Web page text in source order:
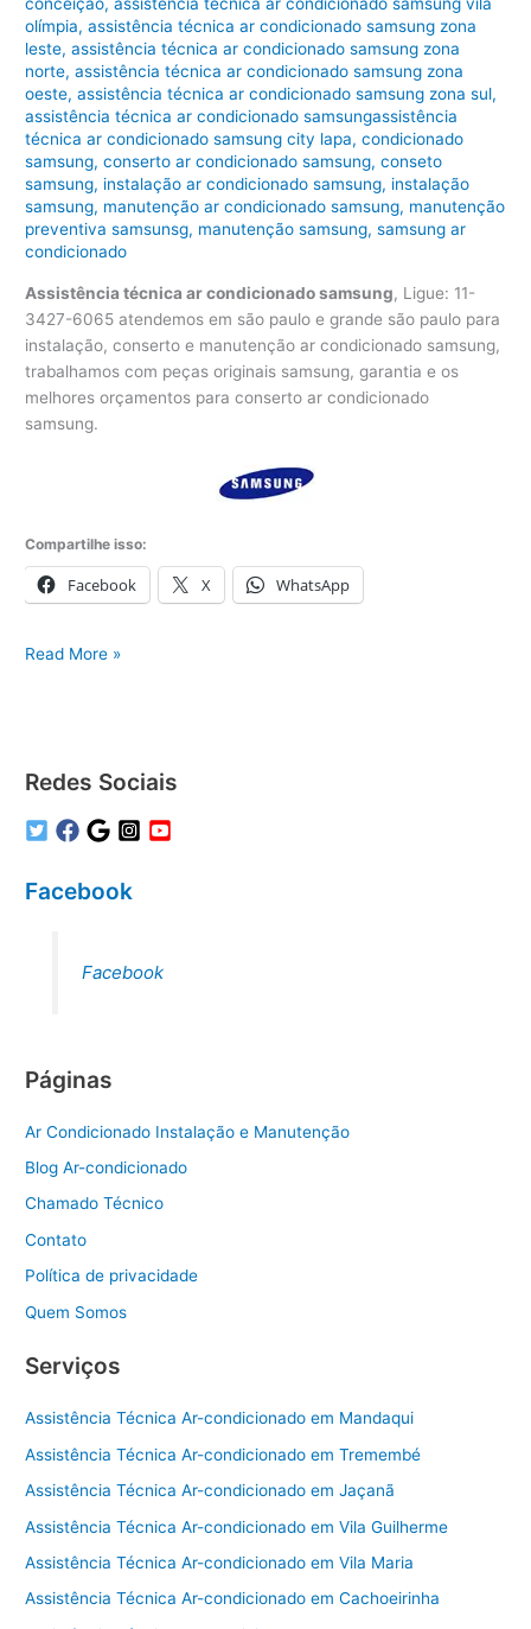
olímpia,assistência técnica ar condicionado samsung zona
leste,assistência técnica ar condicionado samsung zona
norte,assistência técnica ar condicionado samsung zona
oeste,assistência técnica ar condicionado samsung zona sul,
assistência técnica ar condicionado samsungassistência
técnica ar condicionado samsung city lapa,condicionado
samsung,conserto ar condicionado samsung,conseto
samsung, instalação ar condicionado samsung, instalação
samsung, manutenção ar condicionado samsung, manutenção
preventiva samsunsg, manutenção samsung,samsung ar
condicionado
Assistência técnica ar condicionado samsung, Ligue: 11-
3427-6065 atendemos em são paulo e grande são paulo para
instalação, conserto e manutenção ar condicionado samsung,
trabalhamos com peças originais samsung, garantia e os
melhores orçamentos para conserto ar condicionado
samsung.
Compartilhe isso:
Facebook X WhatsApp
Assistência
Read More »
Redes Sociais
Facebook
Facebook
Páginas
Ar Condicionado Instalação e Manutenção
Blog Ar-condicionado
Chamado Técnico
Contato
Política de privacidade
Quem Somos
Serviços
Assistência Técnica Ar-condicionado em Mandaqui
Assistência Técnica Ar-condicionado em Tremembé
Assistência Técnica Ar-condicionado em Jaçanã
Assistência Técnica Ar-condicionado em Vila Guilherme
Assistência Técnica Ar-condicionado em Vila Maria
Assistência Técnica Ar-condicionado em Cachoeirinha